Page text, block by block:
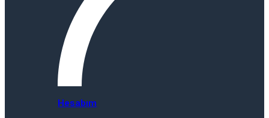
Hesabım